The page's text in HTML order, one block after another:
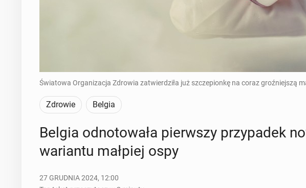
Światowa Organizacja Zdrowia zatwierdziła już szczepionkę na coraz groźniejszą
Zdrowie Belgia
Belgia od­no­to­wa­ła pierw­szy przy­pa­dek
wa­rian­tu małpiej ospy
27 GRUDNIA 2024, 12:00